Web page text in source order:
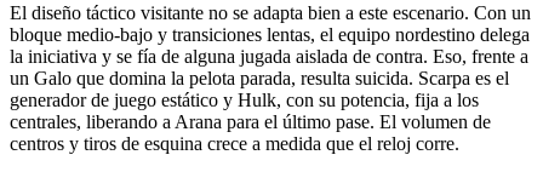
El diseño táctico visitante no se adapta bien a este escenario. Con un
bloque medio-bajo y transiciones lentas, el equipo nordestino delega
la iniciativa y se fía de alguna jugada aislada de contra. Eso, frente a
un Galo que domina la pelota parada, resulta suicida. Scarpa es el
generador de juego estático y Hulk, con su potencia, fija a los
centrales, liberando a Arana para el último pase. El volumen de
centros y tiros de esquina crece a medida que el reloj corre.